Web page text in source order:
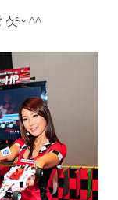
샷~ ^^